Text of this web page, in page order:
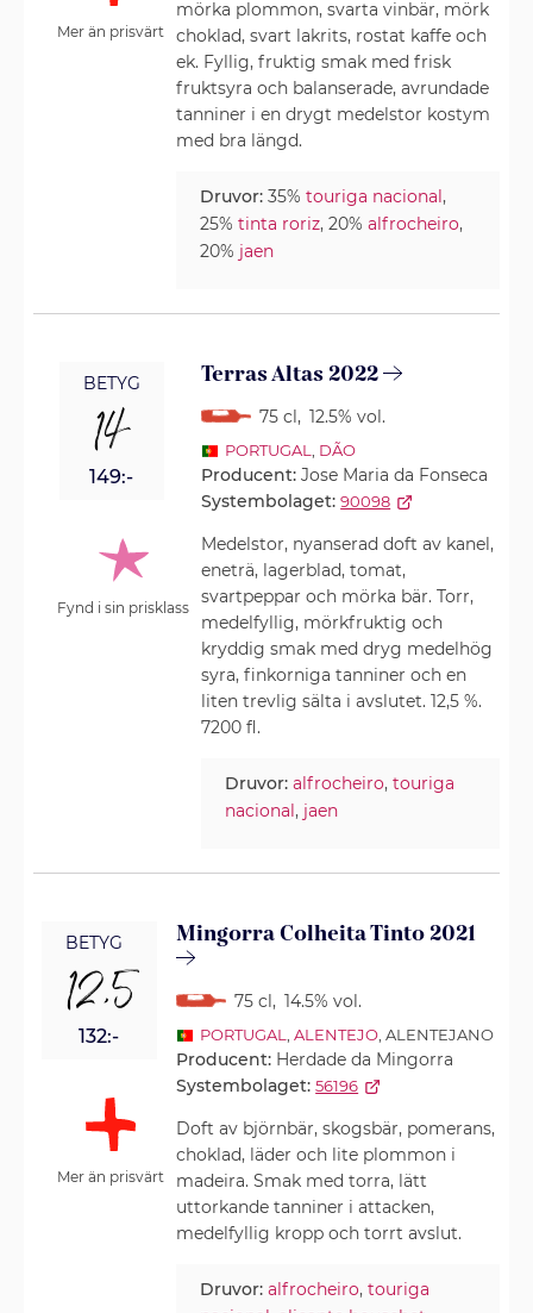
Mer än prisvärt
mörka plommon, svarta vinbär, mörk
choklad, svart lakrits, rostat kaffe och
ek. Fyllig, fruktig smak med frisk
fruktsyra och balanserade, avrundade
tanniner i en drygt medelstor kostym
med bra längd.
Druvor: 35%touriga nacional,
25%tinta roriz, 20%alfrocheiro,
20% jaen
BETYG
14
149:-
Fynd i sin prisklass
Terras Altas 2022
75 cl, 12.5% vol.
PORTUGAL DÃO
Producent:Jose Maria da Fonseca
Systembolaget: 90098
Medelstor, nyanserad doft av kanel,
eneträ, lagerblad, tomat,
svartpeppar och mörka bär. Torr,
medelfyllig, mörkfruktig och
kryddig smak med dryg medelhög
syra, finkorniga tanniner och en
liten trevlig sälta i avslutet. 12,5 %.
7200 fl.
Druvor: alfrocheiro,touriga
nacional, jaen
BETYG
12,5
132:-
Mer än prisvärt
Mingorra Colheita Tinto 2021
75 cl, 14.5% vol.
PORTUGAL ALENTEJO, ALENTEJANO
Producent: Herdade da Mingorra
Systembolaget: 56196
Doft av björnbär, skogsbär, pomerans,
choklad, läder och lite plommon i
madeira. Smak med torra, lätt
uttorkande tanniner i attacken,
medelfyllig kropp och torrt avslut.
Druvor: alfrocheiro,touriga